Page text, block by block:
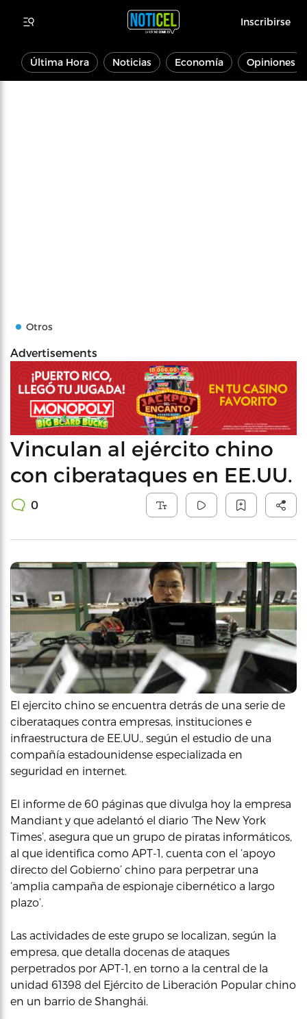
Inscribirse
Última Hora Noticias Economía Opiniones
Otros
Advertisements
Vinculan al ejército chino
con ciberataques en EE.UU.
0
El ejercito chino se encuentra detrás de una serie de
ciberataques contra empresas, instituciones e
infraestructura de EE.UU., según el estudio de una
compañía estadounidense especializada en
seguridad en internet.
El informe de 60 páginas que divulga hoy la empresa
Mandiant y que adelantó el diario ‘The New York
Times’, asegura que un grupo de piratas informáticos,
al que identifica como APT-1, cuenta con el ‘apoyo
directo del Gobierno’ chino para perpetrar una
‘amplia campaña de espionaje cibernético a largo
plazo’.
Las actividades de este grupo se localizan, según la
empresa, que detalla docenas de ataques
perpetrados por APT-1, en torno a la central de la
unidad 61398 del Ejército de Liberación Popular chino
en un barrio de Shanghái.